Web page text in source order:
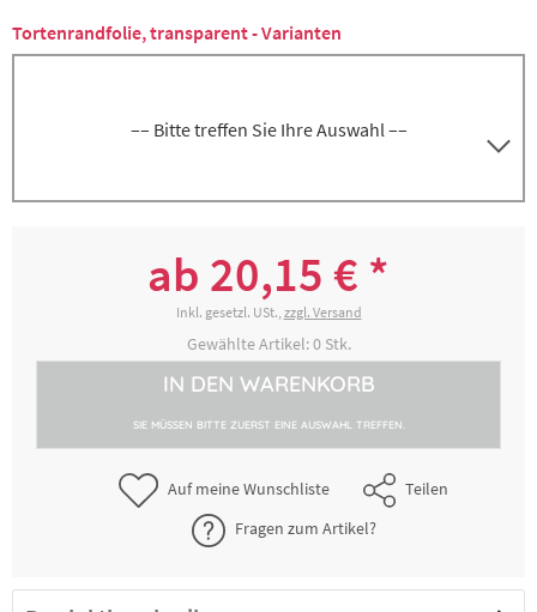
Tortenrandfolie, transparent - Varianten
–– Bitte treffen Sie Ihre Auswahl ––
8300041631 Tortenrandfolie transparent, Höhe 4 cm
ab 20,15 € *
Inkl. gesetzl. USt., zzgl. Versand
Gewählte Artikel:0Stk.
IN DEN WARENKORB
SIE MÜSSEN BITTE ZUERST EINE AUSWAHL TREFFEN.
Auf meine Wunschliste
Teilen
Fragen zum Artikel?